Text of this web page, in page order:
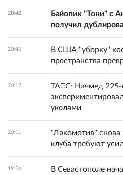
20:42
Байопик "Тони" с
получил
20:42
В США "уборку"
пространства
20:17
ТАСС: Начмед 225-
уколами
20:11
"Локомотив"
клуба требуют
19:56
В Севастополе